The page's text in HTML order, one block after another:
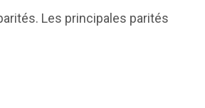
Les principales parités